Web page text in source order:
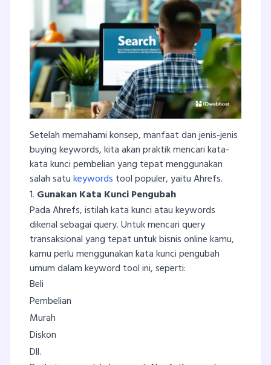
Setelah memahami konsep, manfaat dan jenis-jenis
buying keywords, kita akan praktik mencari kata-
kata kunci pembelian yang tepat menggunakan
salah satukeywords tool populer, yaitu Ahrefs.
1. Gunakan Kata Kunci Pengubah
Pada Ahrefs, istilah kata kunci atau keywords
dikenal sebagai query. Untuk mencari query
transaksional yang tepat untuk bisnis online kamu,
kamu perlu menggunakan kata kunci pengubah
umum dalam keyword tool ini, seperti:
Beli
Pembelian
Murah
Diskon
Dll.